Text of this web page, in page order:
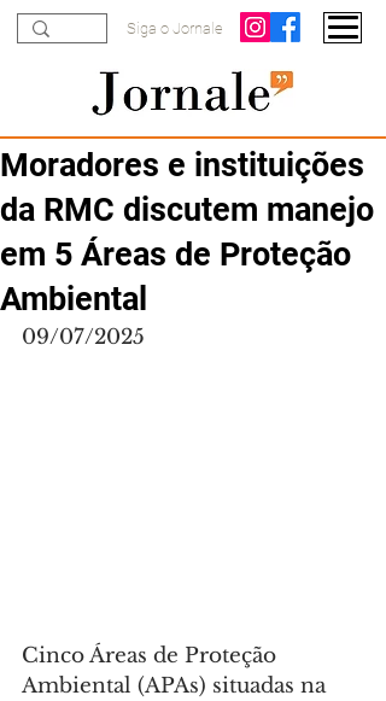
Siga o Jornale
Moradores e instituições
da RMC discutem manejo
em 5 Áreas de Proteção
Ambiental
09/07/2025
Cinco Áreas de Proteção
Ambiental (APAs) situadas na